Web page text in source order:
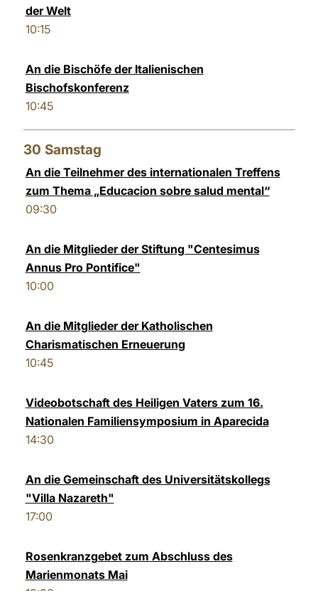
der Welt
10:15
An die Bischöfe der Italienischen
Bischofskonferenz
10:45
30 Samstag
An die Teilnehmer des internationalen Treffens
zum Thema „Educacion sobre salud mental“
09:30
An die Mitglieder der Stiftung "Centesimus
Annus Pro Pontifice"
10:00
An die Mitglieder der Katholischen
Charismatischen Erneuerung
10:45
Videobotschaft des Heiligen Vaters zum 16.
Nationalen Familiensymposium in Aparecida
14:30
An die Gemeinschaft des Universitätskollegs
"Villa Nazareth"
17:00
Rosenkranzgebet zum Abschluss des
Marienmonats Mai